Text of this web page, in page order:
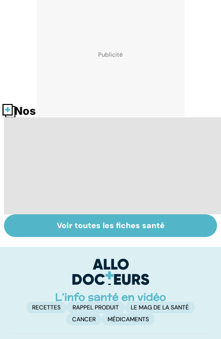
Nos fiches santé
Tout savoir sur
les infections
Inflammation des
amygdales : que
d'angine ?
Voir toutes les fiches santé
RECETTES RAPPEL PRODUIT
LE MAG DE LA SANTÉ
CANCER
MÉDICAMENTS